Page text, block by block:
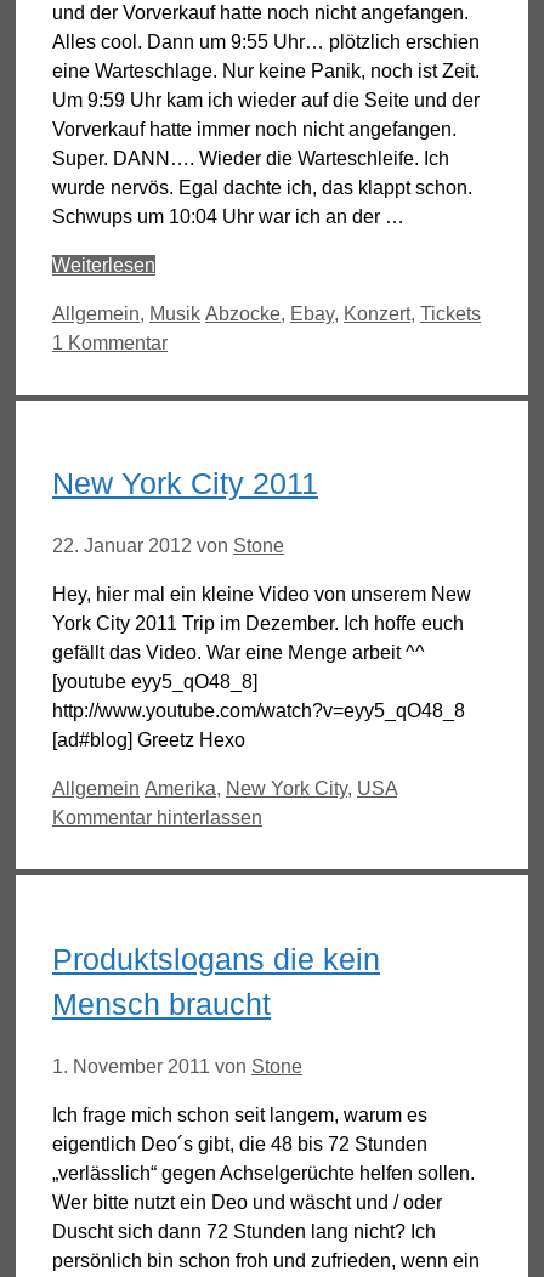
und der Vorverkauf hatte noch nicht angefangen.
Alles cool. Dann um 9:55 Uhr… plötzlich erschien
eine Warteschlage. Nur keine Panik, noch ist Zeit.
Um 9:59 Uhr kam ich wieder auf die Seite und der
Vorverkauf hatte immer noch nicht angefangen.
Super. DANN…. Wieder die Warteschleife. Ich
wurde nervös. Egal dachte ich, das klappt schon.
Schwups um 10:04 Uhr war ich an der …
Weiterlesen
Kategorien
Allgemein, Musik Schlagwörter
Abzocke, Ebay, Konzert, Tickets
1 Kommentar
New York City 2011
22. Januar 2012 von Stone
Hey, hier mal ein kleine Video von unserem New
York City 2011 Trip im Dezember. Ich hoffe euch
gefällt das Video. War eine Menge arbeit ^^
[youtube eyy5_qO48_8]
http://www.youtube.com/watch?v=eyy5_qO48_8
[ad#blog] Greetz Hexo
Kategorien
Allgemein Schlagwörter
Amerika, New York City, USA
Kommentar hinterlassen
Produktslogans die kein
Mensch braucht
1. November 2011 von Stone
Ich frage mich schon seit langem, warum es
eigentlich Deo´s gibt, die 48 bis 72 Stunden
„verlässlich“ gegen Achselgerüchte helfen sollen.
Wer bitte nutzt ein Deo und wäscht und / oder
Duscht sich dann 72 Stunden lang nicht? Ich
persönlich bin schon froh und zufrieden, wenn ein